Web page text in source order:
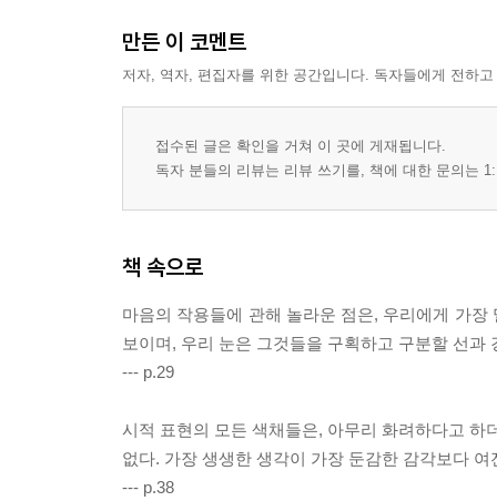
만든 이 코멘트
저자, 역자, 편집자를 위한 공간입니다. 독자들에게 전하
접수된 글은 확인을 거쳐 이 곳에 게재됩니다.
독자 분들의 리뷰는 리뷰 쓰기를, 책에 대한 문의는
책 속으로
마음의 작용들에 관해 놀라운 점은, 우리에게 가
보이며, 우리 눈은 그것들을 구획하고 구분할 선과
--- p.29
시적 표현의 모든 색채들은, 아무리 화려하다고
없다. 가장 생생한 생각이 가장 둔감한 감각보다 여
--- p.38